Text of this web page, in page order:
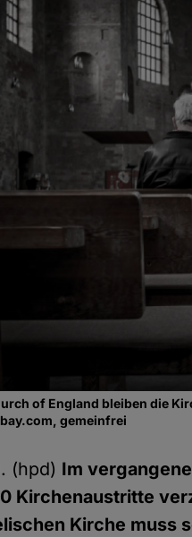
of England bleiben die
gemeinfrei
(hpd) Im
Kirchenaustritte
Kirche muss